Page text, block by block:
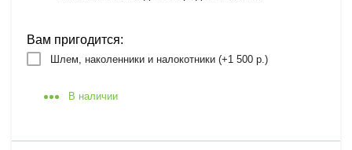
Вам пригодится:
Шлем, наколенники и налокотники (+1 500 р.)
В наличии